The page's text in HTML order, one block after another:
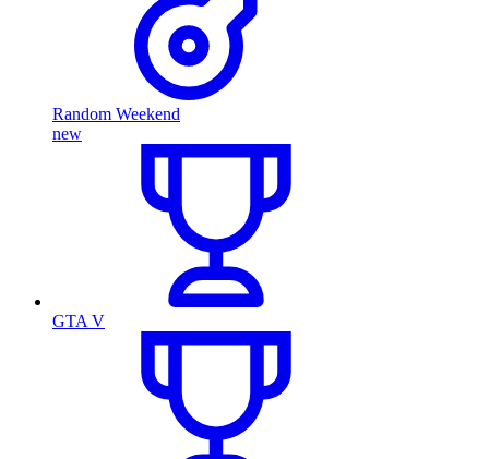
Random Weekend
new
GTA V